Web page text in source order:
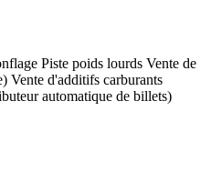
Piste poids lourds Vente de
Vente d'additifs carburants
automatique de billets)